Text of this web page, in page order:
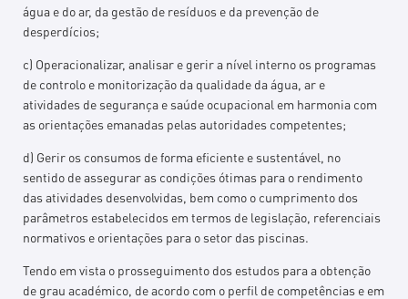
água e do ar, da gestão de resíduos e da prevenção de
desperdícios;
c) Operacionalizar, analisar e gerir a nível interno os programas
de controlo e monitorização da qualidade da água, ar e
atividades de segurança e saúde ocupacional em harmonia com
as orientações emanadas pelas autoridades competentes;
d) Gerir os consumos de forma eficiente e sustentável, no
sentido de assegurar as condições ótimas para o rendimento
das atividades desenvolvidas, bem como o cumprimento dos
parâmetros estabelecidos em termos de legislação, referenciais
normativos e orientações para o setor das piscinas.
Tendo em vista o prosseguimento dos estudos para a obtenção
de grau académico, de acordo com o perfil de competências e em